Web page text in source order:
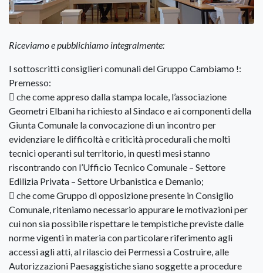
Riceviamo e pubblichiamo integralmente:
I sottoscritti consiglieri comunali del Gruppo Cambiamo !:
Premesso:
 che come appreso dalla stampa locale, l’associazione
Geometri Elbani ha richiesto al Sindaco e ai componenti della
Giunta Comunale la convocazione di un incontro per
evidenziare le difficoltà e criticità procedurali che molti
tecnici operanti sul territorio, in questi mesi stanno
riscontrando con l’Ufficio Tecnico Comunale – Settore
Edilizia Privata – Settore Urbanistica e Demanio;
 che come Gruppo di opposizione presente in Consiglio
Comunale, riteniamo necessario appurare le motivazioni per
cui non sia possibile rispettare le tempistiche previste dalle
norme vigenti in materia con particolare riferimento agli
accessi agli atti, al rilascio dei Permessi a Costruire, alle
Autorizzazioni Paesaggistiche siano soggette a procedure